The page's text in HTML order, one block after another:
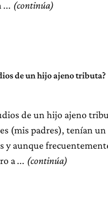
de un hijo ajeno tributa?
de un hijo ajeno
(mis padres), tenían un
y aunque
a